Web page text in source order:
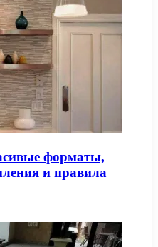
форматы,
и правила